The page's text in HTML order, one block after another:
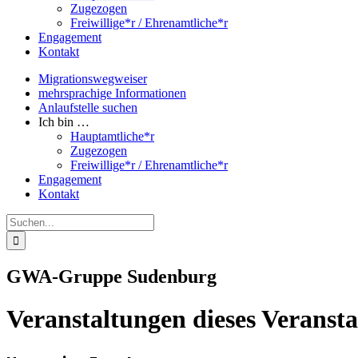
Zugezogen
Freiwillige*r / Ehrenamtliche*r
Engagement
Kontakt
Migrationswegweiser
mehrsprachige Informationen
Anlaufstelle suchen
Ich bin …
Hauptamtliche*r
Zugezogen
Freiwillige*r / Ehrenamtliche*r
Engagement
Kontakt
Suche
nach:
GWA-Gruppe Sudenburg
Veranstaltungen dieses